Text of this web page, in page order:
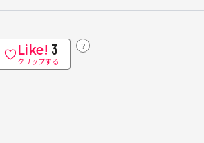
Like! 3
クリップする
？